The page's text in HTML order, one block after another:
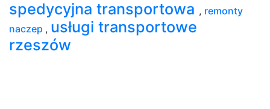
spedycyjna transportowa , remonty
naczep , usługi transportowe
rzeszów